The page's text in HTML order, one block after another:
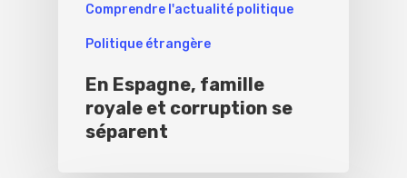
Comprendre l'actualité politique
Politique étrangère
En Espagne, famille
royale et corruption se
séparent